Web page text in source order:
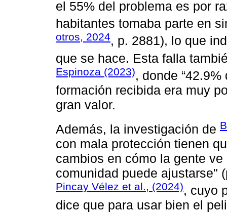
el 55% del problema es por
habitantes tomaba parte en
otros, 2024, p. 2881), lo que
que se hace͏. Esta ͏falla
Espinoza (2023), donde
͏formación recibida era muy
gran ͏valor.
Además, la investigación de
con mala protección tienen
cambios en cómo la gente
comunidad puede ajustarse"
Pincay Vélez et al., (2024), cuyo
dice que para usar bien el